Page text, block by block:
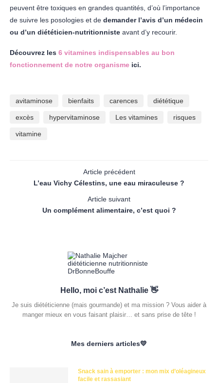
peuvent être toxiques en grandes quantités, d’où l’importance
de suivre les posologies et de demander l’avis d’un médecin
ou d’un diététicien-nutritionniste avant d’y recourir.
Découvrez les 6 vitamines indispensables au bon
fonctionnement de notre organisme ici.
avitaminose bienfaits carences diététique
excès hypervitaminose Les vitamines risques
vitamine
Article précédent
L’eau Vichy Célestins, une eau miraculeuse ?
Article suivant
Un complément alimentaire, c’est quoi ?
Hello, moi c’est Nathalie 👋
Je suis diététicienne (mais gourmande) et ma mission ? Vous aider à
manger mieux en vous faisant plaisir… et sans prise de tête !
Mes derniers articles💛
Snack sain à emporter : mon mix d’oléagineux
facile et rassasiant